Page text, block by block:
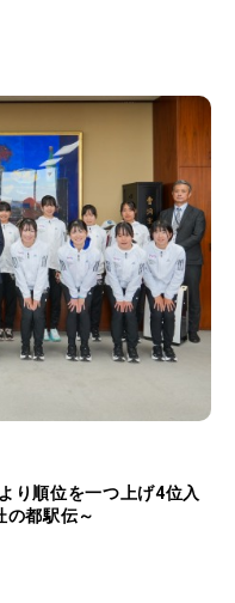
り順位を一つ上げ4位入
の都駅伝～